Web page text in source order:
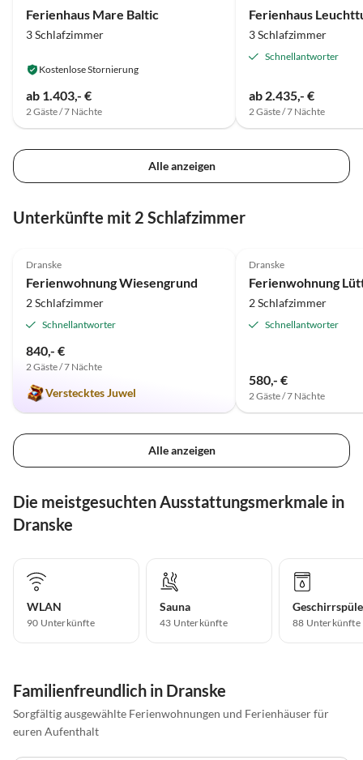
Ferienhaus Mare Baltic
3 Schlafzimmer
Kostenlose Stornierung
ab 1.403,- €
2 Gäste / 7 Nächte
Ferienhaus
3 Schlafzimmer
Schnellantworter
ab 2.435,- €
2 Gäste / 7 Nächte
Alle anzeigen
Unterkünfte mit 2 Schlafzimmer
Super-Gastgeber
Dranske
Ferienwohnung Wiesengrund
2 Schlafzimmer
Schnellantworter
840,- €
2 Gäste / 7 Nächte
Verstecktes Juwel
Dranske
Ferienwohnung
2 Schlafzimmer
Schnellantworter
580,- €
2 Gäste / 7 Nächte
Alle anzeigen
Die meistgesuchten Ausstattungsmerkmale in
Dranske
WLAN
90 Unterkünfte
Sauna
43 Unterkünfte 88 Unterkünfte
Familienfreundlich in Dranske
Sorgfältig ausgewählte Ferienwohnungen und Ferienhäuser für
euren Aufenthalt